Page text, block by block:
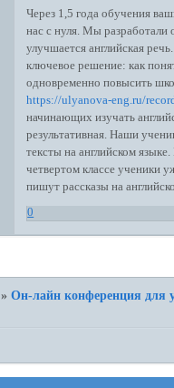
Через 1,5 года обучения
нас с нуля. Мы разработали
улучшается английская
ключевое решение: как
одновременно повысить
https://ulyanova-eng.ru/
начинающих изучать
результативная. Наши
тексты на английском
четвертом классе ученики
пишут рассказы на
0
»Он-лайн конференция для